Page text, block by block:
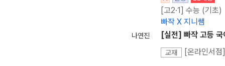
나연진
[고2·1] 수능 (기초)
빠작 X 지니쌤
[실전] 빠작 고등
교재 [온라인서